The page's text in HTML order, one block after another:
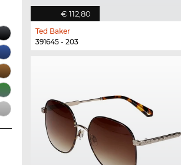
€ 112,80
Ted Baker
391645 - 203